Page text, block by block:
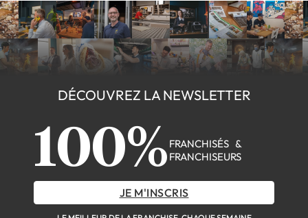
DÉCOUVREZ LA NEWSLETTER
100% FRANCHISÉS &
FRANCHISEURS
JE M'INSCRIS